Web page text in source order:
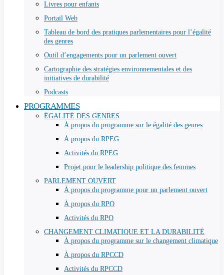
Livres pour enfants
Portail Web
Tableau de bord des pratiques parlementaires pour l’égalité
des genres
Outil d’engagements pour un parlement ouvert
Cartographie des stratégies environnementales et des
initiatives de durabilité
Podcasts
PROGRAMMES
ÉGALITÉ DES GENRES
À propos du programme sur le égalité des genres
À propos du RPEG
Activités du RPEG
Projet pour le leadership politique des femmes
PARLEMENT OUVERT
À propos du programme pour un parlement ouvert
À propos du RPO
Activités du RPO
CHANGEMENT CLIMATIQUE ET LA DURABILITÉ
À propos du programme sur le changement climatique
À propos du RPCCD
Activités du RPCCD